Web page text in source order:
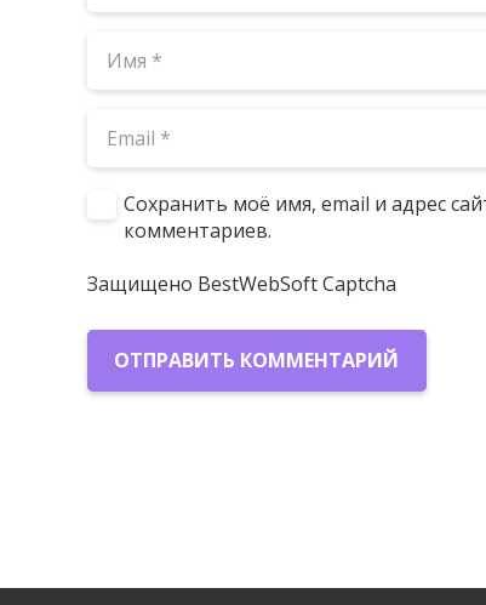
Сохранить моё имя, email и адрес
комментариев.
Защищено BestWebSoft Captcha
ОТПРАВИТЬ КОММЕНТАРИЙ